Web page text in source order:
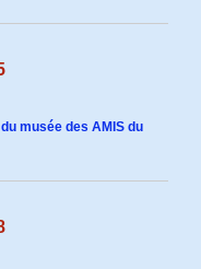
musée des AMIS du